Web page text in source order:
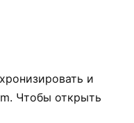
и
Чтобы открыть